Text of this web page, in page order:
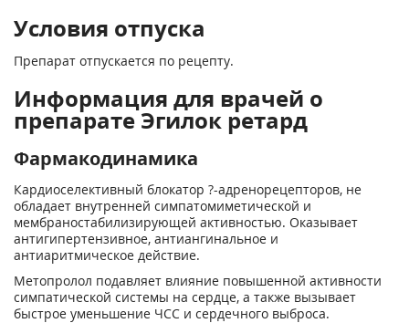
Условия отпуска
Препарат отпускается по рецепту.
Информация для врачей о
препарате Эгилок ретард
Фармакодинамика
Кардиоселективный блокатор ?-адренорецепторов, не
обладает внутренней симпатомиметической и
мембраностабилизирующей активностью. Оказывает
антигипертензивное, антиангинальное и
антиаритмическое действие.
Метопролол подавляет влияние повышенной активности
симпатической системы на сердце, а также вызывает
быстрое уменьшение ЧСС и сердечного выброса.